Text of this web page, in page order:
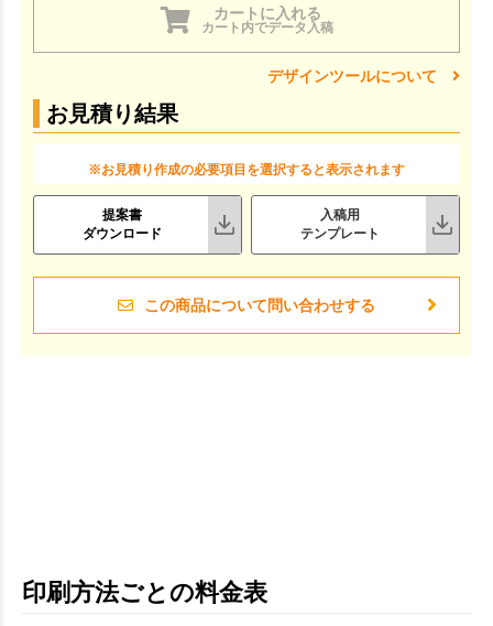
カートに入れる
カート内でデータ入稿
デザインツールについて
お見積り結果
※お見積り作成の必要項目を選択すると表示されます
提案書
ダウンロード
入稿用
テンプレート
この商品について問い合わせする
印刷方法ごとの料金表